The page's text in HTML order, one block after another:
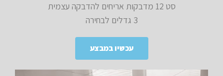
סט 12 מדבקות אריחים להדבקה עצמית
3 גדלים לבחירה
עכשיו במבצע